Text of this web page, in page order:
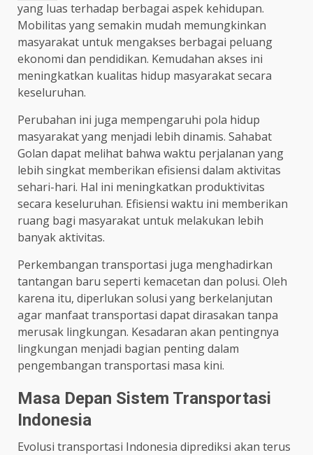
yang luas terhadap berbagai aspek kehidupan.
Mobilitas yang semakin mudah memungkinkan
masyarakat untuk mengakses berbagai peluang
ekonomi dan pendidikan. Kemudahan akses ini
meningkatkan kualitas hidup masyarakat secara
keseluruhan.
Perubahan ini juga mempengaruhi pola hidup
masyarakat yang menjadi lebih dinamis. Sahabat
Golan dapat melihat bahwa waktu perjalanan yang
lebih singkat memberikan efisiensi dalam aktivitas
sehari-hari. Hal ini meningkatkan produktivitas
secara keseluruhan. Efisiensi waktu ini memberikan
ruang bagi masyarakat untuk melakukan lebih
banyak aktivitas.
Perkembangan transportasi juga menghadirkan
tantangan baru seperti kemacetan dan polusi. Oleh
karena itu, diperlukan solusi yang berkelanjutan
agar manfaat transportasi dapat dirasakan tanpa
merusak lingkungan. Kesadaran akan pentingnya
lingkungan menjadi bagian penting dalam
pengembangan transportasi masa kini.
Masa Depan Sistem Transportasi
Indonesia
Evolusi transportasi Indonesia diprediksi akan terus